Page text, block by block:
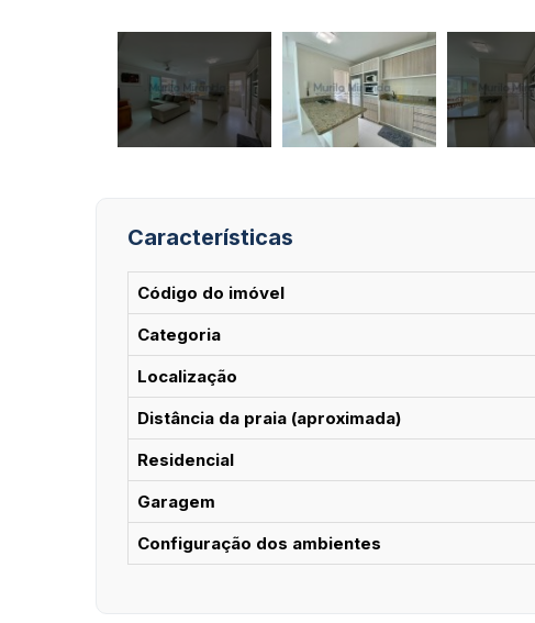
Características
Código do imóvel
Categoria
Localização
Distância da praia (aproximada)
Residencial
Garagem
Configuração dos ambientes